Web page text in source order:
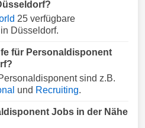
25 verfügbare
Düsseldorf.
für Personaldisponent
sind z.B.
und Recruiting.
Jobs in der Nähe